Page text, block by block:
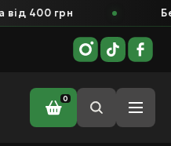
400 грн
0